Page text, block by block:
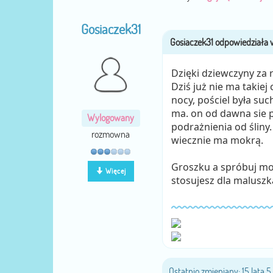
Gosiaczek31
Wylogowany
rozmowna
Więcej
Dzięki dziewczyny za
Dziś już nie ma takiej
nocy, pościel była
ma. on od dawna sie
podrażnienia od
wiecznie ma mokrą.
Groszku a spróbuj
stosujesz dla